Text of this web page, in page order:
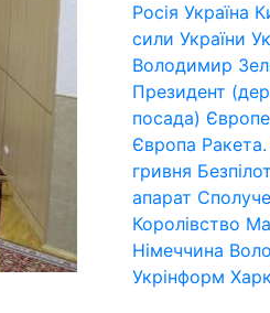
Росія Україна
сили України
Володимир
Президент
посада)
Європа Ракета.
гривня
апарат
Королівство
Німеччина
Укрінформ